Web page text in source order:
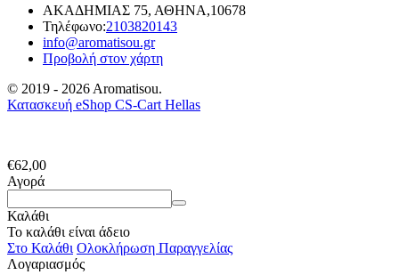
ΑΚΑΔΗΜΙΑΣ 75, ΑΘΗΝΑ,10678
Τηλέφωνο:2103820143
info@aromatisou.gr
Προβολή στον χάρτη
© 2019 - 2026 Aromatisou.
Κατασκευή eShop CS-Cart Hellas
€62,00
Αγορά
Καλάθι
Το καλάθι είναι άδειο
Στο Καλάθι Ολοκλήρωση Παραγγελίας
Λογαριασμός